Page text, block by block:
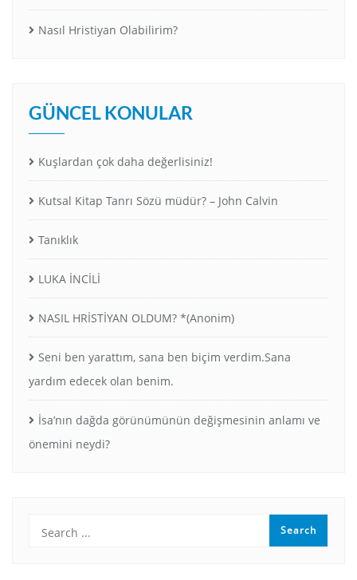
Nasıl Hristiyan Olabilirim?
GÜNCEL KONULAR
Kuşlardan çok daha değerlisiniz!
Kutsal Kitap Tanrı Sözü müdür? – John Calvin
Tanıklık
LUKA İNCİLİ
NASIL HRİSTİYAN OLDUM? *(Anonim)
Seni ben yarattım, sana ben biçim verdim.Sana
yardım edecek olan benim.
İsa’nın dağda görünümünün değişmesinin anlamı ve
önemini neydi?